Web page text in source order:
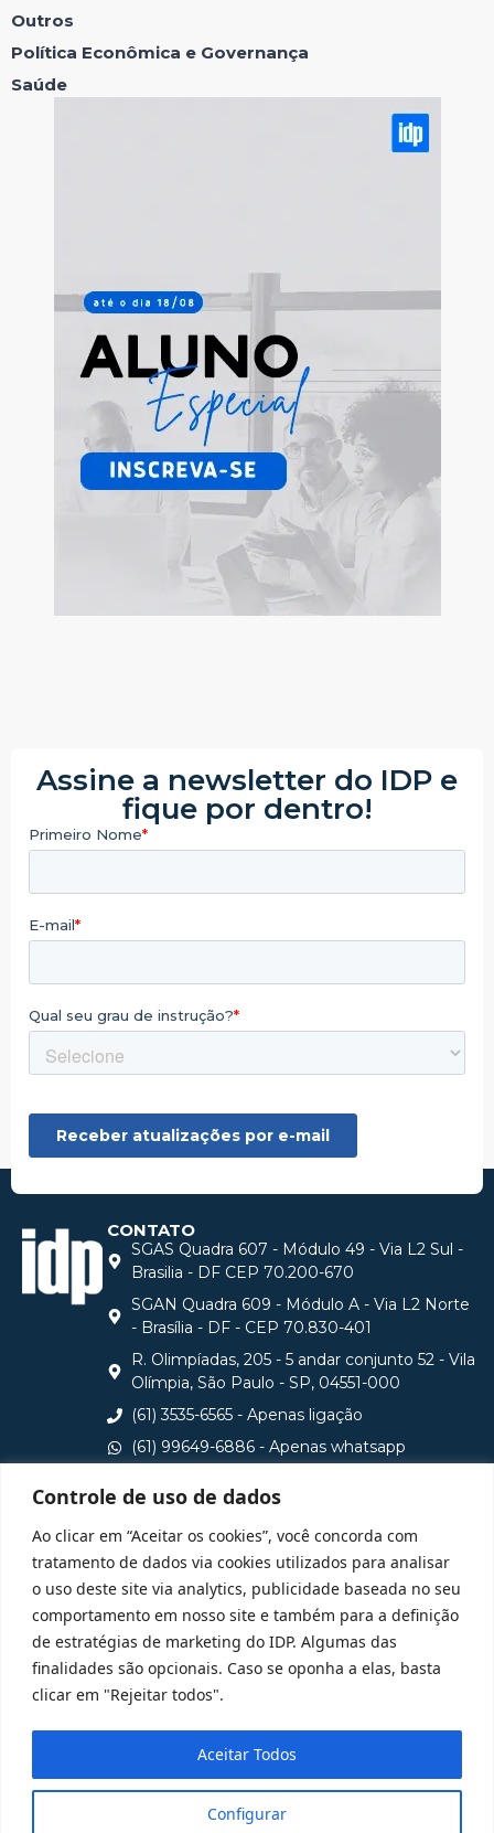
Controle de uso de dados
Ao clicar em “Aceitar os cookies”, você concorda com
tratamento de dados via cookies utilizados para analisar
o uso deste site via analytics, publicidade baseada no seu
comportamento em nosso site e também para a definição
de estratégias de marketing do IDP. Algumas das
finalidades são opcionais. Caso se oponha a elas, basta
clicar em "Rejeitar todos".
Configurar
Aceitar Todos
Outros
Política Econômica e Governança
Saúde
Assine a newsletter do IDP e
fique por dentro!
CONTATO
SGAS Quadra 607 - Módulo 49 - Via L2 Sul -
Brasilia - DF CEP 70.200-670
SGAN Quadra 609 - Módulo A - Via L2 Norte
- Brasília - DF - CEP 70.830-401
R. Olimpíadas, 205 - 5 andar conjunto 52 - Vila
Olímpia, São Paulo - SP, 04551-000
(61) 3535-6565 - Apenas ligação
(61) 99649-6886 - Apenas whatsapp
Consulte aqui o cadastro da Instituição no Sistema e-
MEC